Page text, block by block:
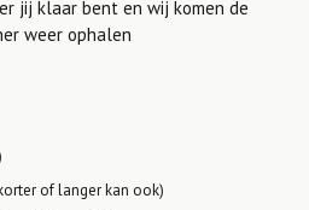
jij klaar bent en wij komen de
weer ophalen
of langer kan ook)